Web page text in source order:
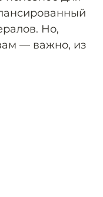
Но,
— важно, из